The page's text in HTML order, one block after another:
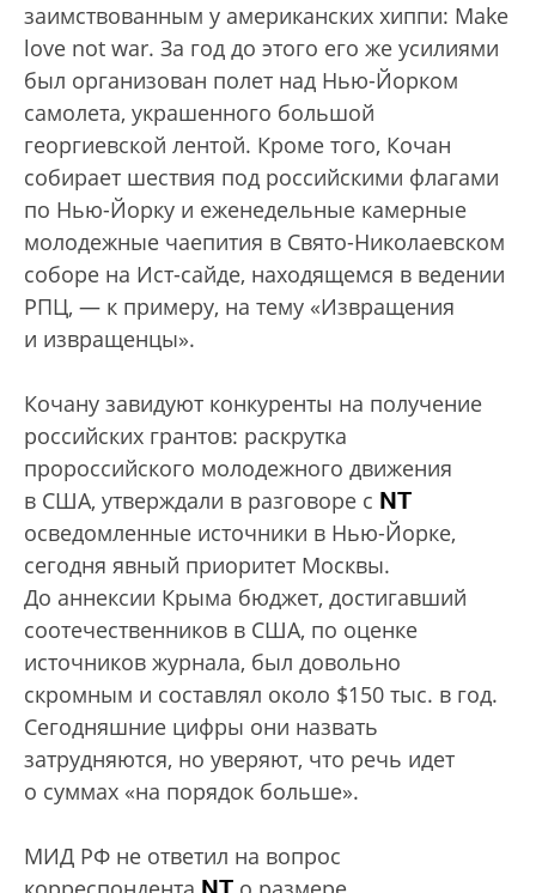
заимствованным у американских хиппи: Make
love not war. За год до этого его же усилиями
был организован полет над Нью-Йорком
самолета, украшенного большой
георгиевской лентой. Кроме того, Кочан
собирает шествия под российскими флагами
по Нью-Йорку и еженедельные камерные
молодежные чаепития в Свято-Николаевском
соборе на Ист-сайде, находящемся в ведении
РПЦ, — к примеру, на тему «Извращения
и извращенцы».
Кочану завидуют конкуренты на получение
российских грантов: раскрутка
пророссийского молодежного движения
в США, утверждали в разговоре с NT
осведомленные источники в Нью-Йорке,
сегодня явный приоритет Москвы.
До аннексии Крыма бюджет, достигавший
соотечественников в США, по оценке
источников журнала, был довольно
скромным и составлял около $150 тыс. в год.
Сегодняшние цифры они назвать
затрудняются, но уверяют, что речь идет
о суммах «на порядок больше».
МИД РФ не ответил на вопрос